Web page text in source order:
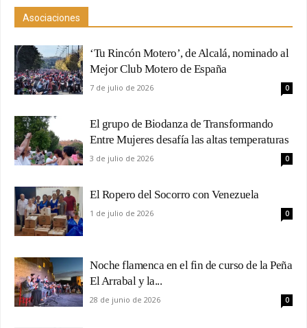
Asociaciones
‘Tu Rincón Motero’, de Alcalá, nominado al
Mejor Club Motero de España
7 de julio de 2026 0
El grupo de Biodanza de Transformando
Entre Mujeres desafía las altas temperaturas
3 de julio de 2026 0
El Ropero del Socorro con Venezuela
1 de julio de 2026 0
Noche flamenca en el fin de curso de la Peña
El Arrabal y la...
28 de junio de 2026 0